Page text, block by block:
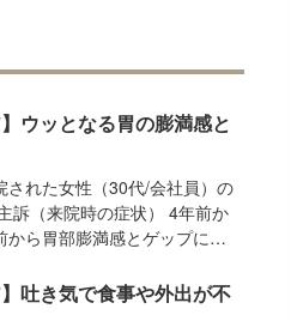
ウッとなる胃の膨満感と
れた女性（30代/会社員）の
訴（来院時の症状） 4年前か
から胃部膨満感とゲップに…
吐き気で食事や外出が不